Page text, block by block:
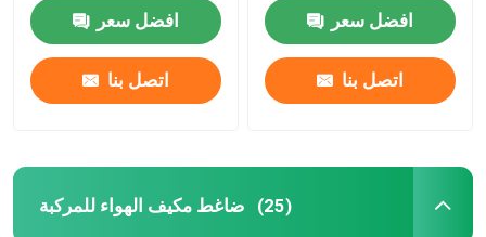
افضل سعر
اتصل بنا
افضل سعر
اتصل بنا
ضاغط مكيف الهواء للمركبة (25)